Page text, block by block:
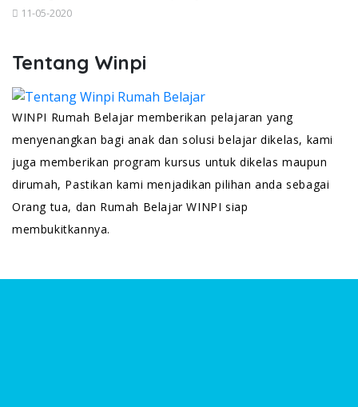
11-05-2020
Tentang Winpi
WINPI Rumah Belajar memberikan pelajaran yang
menyenangkan bagi anak dan solusi belajar dikelas, kami
juga memberikan program kursus untuk dikelas maupun
dirumah, Pastikan kami menjadikan pilihan anda sebagai
Orang tua, dan Rumah Belajar WINPI siap
membukitkannya.